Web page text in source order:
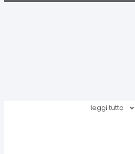
leggi tutto